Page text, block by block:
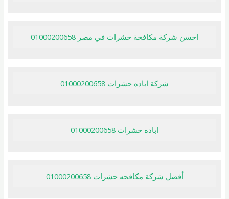
احسن شركة مكافحة حشرات في مصر 01000200658
شركة اباده حشرات 01000200658
اباده حشرات 01000200658
أفضل شركة مكافحه حشرات 01000200658